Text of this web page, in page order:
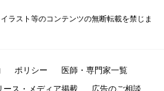
ラスト等のコンテンツの無断転載を禁じま
ポリシー
医師・専門家一覧